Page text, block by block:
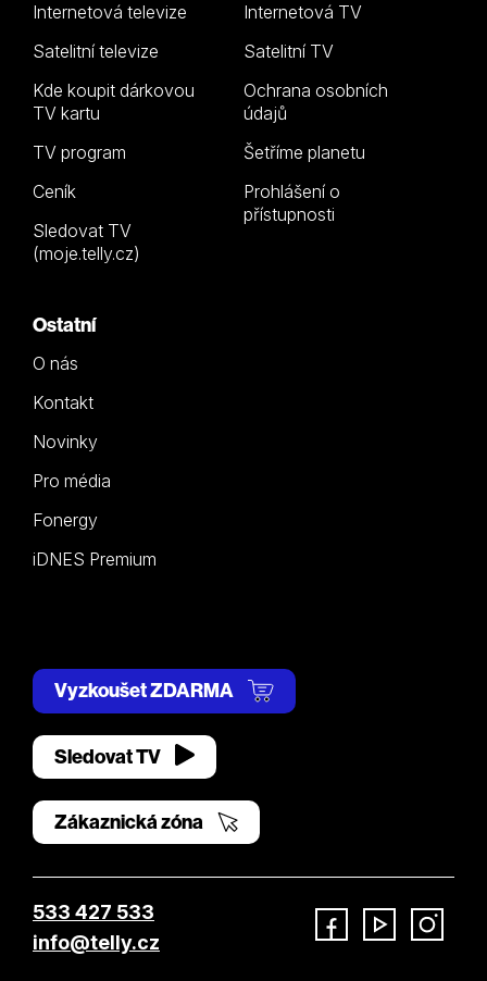
Internetová televize
Satelitní televize
Kde koupit dárkovou
TV kartu
TV program
Ceník
Sledovat TV
(moje.telly.cz)
Internetová TV
Satelitní TV
Ochrana osobních
údajů
Šetříme planetu
Prohlášení o
přístupnosti
Ostatní
O nás
Kontakt
Novinky
Pro média
Fonergy
iDNES Premium
Vyzkoušet ZDARMA
Sledovat TV
Zákaznická zóna
533 427 533
info@telly.cz